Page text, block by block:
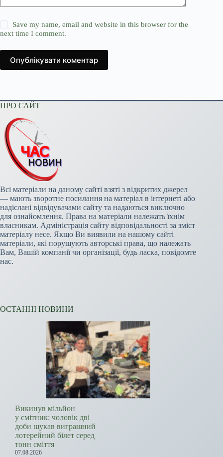
Save my name, email and website in this browser for the
next time I comment.
Опублікувати коментар
ПРО САЙТ
Всі матеріали на даному сайті взяті з відкритих джерел
— мають зворотне посилання на матеріал в інтернеті або
надіслані відвідувачами сайту та надаються виключно
для ознайомлення. Права на матеріали належать їхнім
власникам. Адміністрація сайту відповідальності за зміст
матеріалу несе. Якщо Ви виявили на нашому сайті
матеріали, які порушують авторські права, що належать
Вам, Вашій компанії чи організації, будь ласка, повідомте
нас.
ОСТАННІ НОВИНИ
Викинув мільйон
у смітник: чоловік дві
доби шукав виграшний
лотерейний білет серед
тонн сміття
07.08.2026